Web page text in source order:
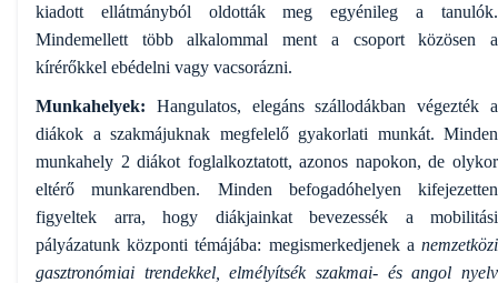
kiadott ellátmányból oldották meg egyénileg a tanulók.
Mindemellett több alkalommal ment a csoport közösen a
kírérőkkel ebédelni vagy vacsorázni.
Munkahelyek: Hangulatos, elegáns szállodákban végezték a
diákok a szakmájuknak megfelelő gyakorlati munkát. Minden
munkahely 2 diákot foglalkoztatott, azonos napokon, de olykor
eltérő munkarendben. Minden befogadóhelyen kifejezetten
figyeltek arra, hogy diákjainkat bevezessék a mobilitási
pályázatunk központi témájába: megismerkedjenek a nemzetközi
gasztronómiai trendekkel, elmélyítsék szakmai- és angol nyelv